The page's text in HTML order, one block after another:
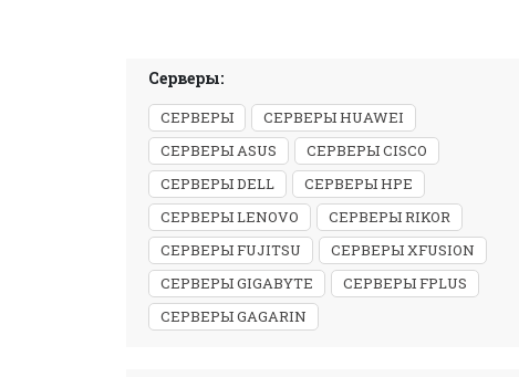
Серверы:
СЕРВЕРЫ
СЕРВЕРЫ HUAWEI
СЕРВЕРЫ ASUS
СЕРВЕРЫ CISCO
СЕРВЕРЫ DELL
СЕРВЕРЫ HPE
СЕРВЕРЫ LENOVO
СЕРВЕРЫ RIKOR
СЕРВЕРЫ FUJITSU
СЕРВЕРЫ XFUSION
СЕРВЕРЫ GIGABYTE
СЕРВЕРЫ FPLUS
СЕРВЕРЫ GAGARIN